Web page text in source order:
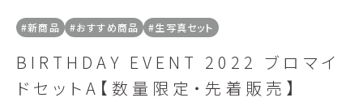
#新商品 #おすすめ商品 #生写真セット
BIRTHDAY EVENT 2022 ブロマイ
ドセットA【数量限定・先着販売】